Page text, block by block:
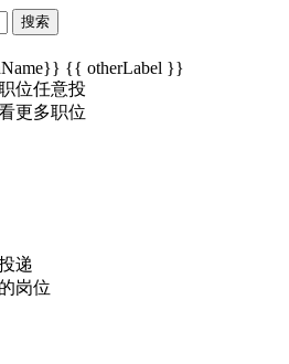
搜索
{{ otherLabel }}
位任意投
更多职位
递
岗位